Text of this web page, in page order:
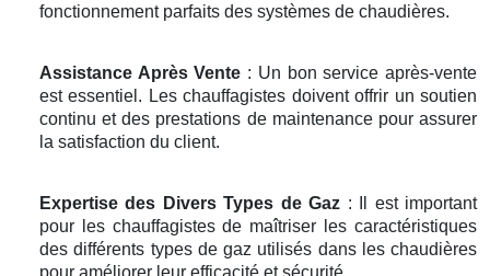
fonctionnement parfaits des systèmes de chaudières.
Assistance Après Vente : Un bon service après-vente
est essentiel. Les chauffagistes doivent offrir un soutien
continu et des prestations de maintenance pour assurer
la satisfaction du client.
Expertise des Divers Types de Gaz : Il est important
pour les chauffagistes de maîtriser les caractéristiques
des différents types de gaz utilisés dans les chaudières